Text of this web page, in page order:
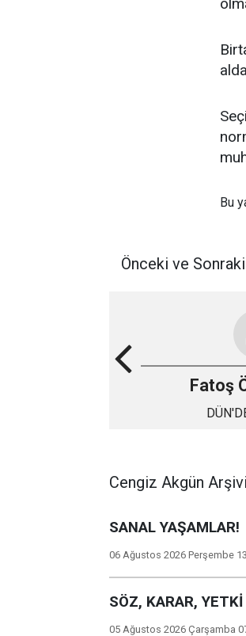
Bu
Önceki ve Sonraki
Fatoş
Cengiz Akgün Arşivi
SANAL YAŞAMLAR!
06 Ağustos 2026 Perşembe
SÖZ, KARAR, YETKİ
05 Ağustos 2026 Çarşamba